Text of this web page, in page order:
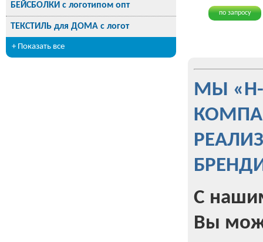
БЕЙСБОЛКИ с логотипом опт
ТЕКСТИЛЬ для ДОМА с логот
+ Показать все
по запросу
МЫ
С
Вы